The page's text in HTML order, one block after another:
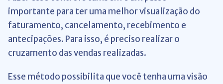
importante para ter uma melhor visualização do
faturamento, cancelamento, recebimento e
antecipações. Para isso, é preciso realizar o
cruzamento das vendas realizadas.
Esse método possibilita que você tenha uma visão